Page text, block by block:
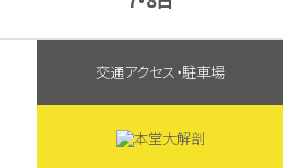
交通アクセス・駐車場